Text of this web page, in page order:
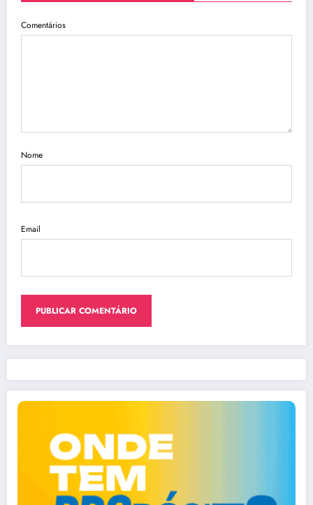
Comentários
Nome
Email